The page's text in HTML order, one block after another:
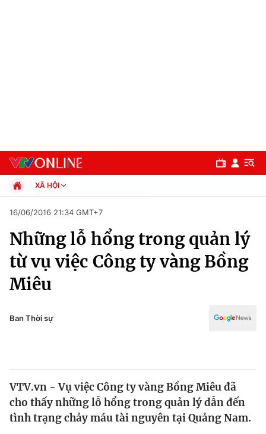
Chuyên mục
Chính trị
Thế giới
XÃ HỘI
Xã hội
Pháp luật
Kinh tế
Thể thao
Truyền hình
Đời sống
16/06/2016 21:34 GMT+7
Những lỗ hổng trong quản lý
từ vụ việc Công ty vàng Bồng
Miêu
Ban Thời sự
VTV.vn - Vụ việc Công ty vàng Bồng Miêu đã
cho thấy những lỗ hổng trong quản lý dẫn đến
tình trạng chảy máu tài nguyên tại Quảng Nam.